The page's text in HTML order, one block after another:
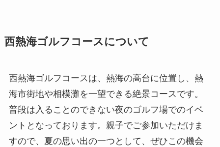
西熱海ゴルフコースについて
西熱海ゴルフコースは、熱海の高台に位置し、熱
海市街地や相模灘を一望できる絶景コースです。
普段は入ることのできない夜のゴルフ場でのイベ
ントとなっております。親子でご参加いただけま
すので、夏の思い出の一つとして、ぜひこの機会